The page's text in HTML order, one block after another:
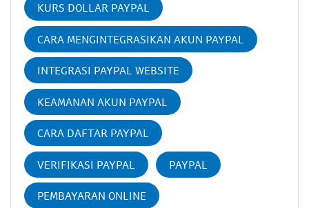
KURS DOLLAR PAYPAL
CARA MENGINTEGRASIKAN AKUN PAYPAL
INTEGRASI PAYPAL WEBSITE
KEAMANAN AKUN PAYPAL
CARA DAFTAR PAYPAL
VERIFIKASI PAYPAL PAYPAL
PEMBAYARAN ONLINE